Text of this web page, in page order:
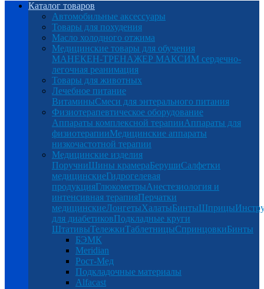
Каталог товаров
Автомобильные аксессуары
Товары для похудения
Масло холодного отжима
Медицинские товары для обучения
МАНЕКЕН-ТРЕНАЖЕР МАКСИМ сердечно-
легочная реанимация
Товары для животных
Лечебное питание
ВитаминыСмеси для энтерального питания
Физиотерапевтическое оборудование
Аппараты комплексной терапииАппараты для
физиотерапииМедицинские аппараты
низкочастотной терапии
Медицинские изделия
ПоручниШины крамераБерушиСалфетки
медицинскиеГидрогелевая
продукцияГлюкометрыАнестезиология и
интенсивная терапияПерчатки
медицинскиеЛонгетыХалатыБинтыШприцы
для диабетиковПодкладные круги
ШтативыТележкиТаблетницыСпринцовкиБинты
БЭМК
Meridian
Рост-Мед
Подкладочные материалы
Alfacast